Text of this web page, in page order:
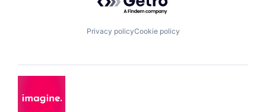
Privacy policyCookie policy